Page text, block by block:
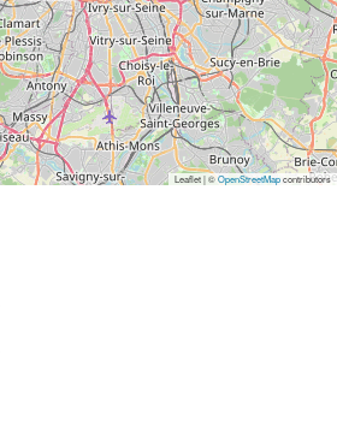
Leaflet | ©OpenStreetMapcontributors